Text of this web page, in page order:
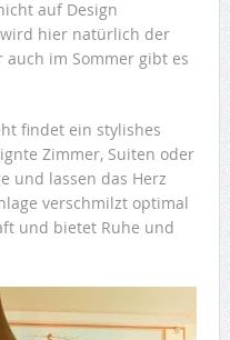
auf Design
hier natürlich der
auch im Sommer gibt es
findet ein stylishes
Zimmer, Suiten oder
und lassen das Herz
verschmilzt optimal
und bietet Ruhe und